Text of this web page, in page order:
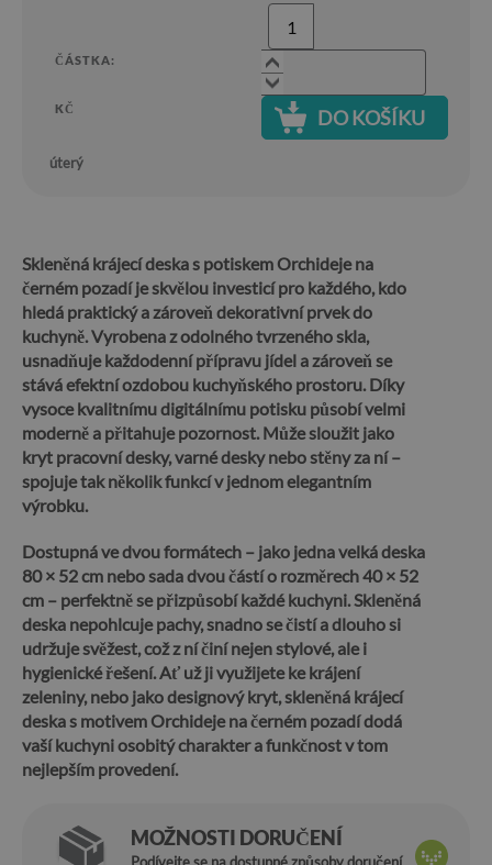
ČÁSTKA:
KČ DO KOŠÍKU
úterý
Skleněná krájecí deska s potiskem Orchideje na
černém pozadí je skvělou investicí pro každého, kdo
hledá praktický a zároveň dekorativní prvek do
kuchyně.Vyrobena z odolného tvrzeného skla,
usnadňuje každodenní přípravu jídel a zároveň se
stává efektní ozdobou kuchyňského prostoru. Díky
vysoce kvalitnímu digitálnímu potisku působí velmi
moderně a přitahuje pozornost. Může sloužit jako
kryt pracovní desky, varné desky nebo stěny za ní –
spojuje tak několik funkcí v jednom elegantním
výrobku.
Dostupná ve dvou formátech – jako jedna velká deska
80 × 52 cm nebo sada dvou částí o rozměrech 40 × 52
cm – perfektně se přizpůsobí každé kuchyni.Skleněná
deska nepohlcuje pachy, snadno se čistí a dlouho si
udržuje svěžest, což z ní činí nejen stylové, ale i
hygienické řešení.Ať už ji využijete ke krájení
zeleniny, nebo jako designový kryt, skleněná krájecí
deska s motivem Orchideje na černém pozadí dodá
vaší kuchyni osobitý charakter a funkčnost v tom
nejlepším provedení.
MOŽNOSTI DORUČENÍ